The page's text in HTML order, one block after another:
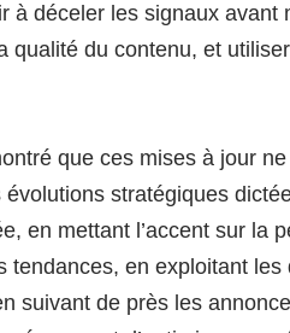
à déceler les signaux avant
qualité du contenu, et
que ces mises à jour
stratégiques
en mettant l’accent sur la
tendances, en exploitant
suivant de près les